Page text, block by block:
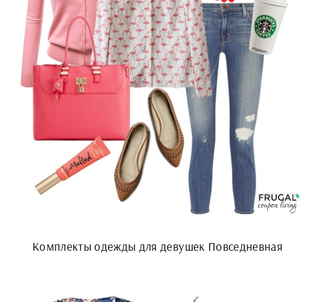
Комплекты одежды для девушек Повседневная